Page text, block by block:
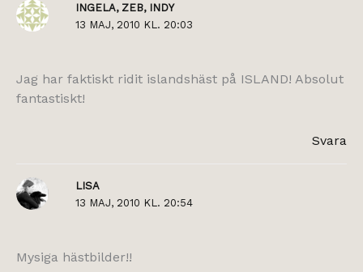
INGELA, ZEB, INDY
13 MAJ, 2010 KL. 20:03
Jag har faktiskt ridit islandshäst på ISLAND! Absolut
fantastiskt!
Svara
LISA
13 MAJ, 2010 KL. 20:54
Mysiga hästbilder!!